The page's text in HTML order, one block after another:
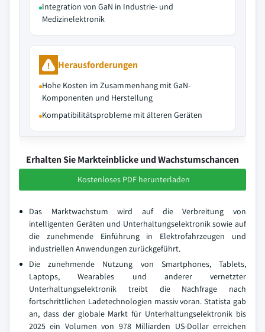
Integration von GaN in Industrie- und
Medizinelektronik
Herausforderungen
Hohe Kosten im Zusammenhang mit GaN-
Komponenten und Herstellung
Kompatibilitätsprobleme mit älteren Geräten
Erhalten Sie Markteinblicke und Wachstumschancen
Kostenloses PDF herunterladen
Das Marktwachstum wird auf die Verbreitung von
intelligenten Geräten und Unterhaltungselektronik sowie auf
die zunehmende Einführung in Elektrofahrzeugen und
industriellen Anwendungen zurückgeführt.
Die zunehmende Nutzung von Smartphones, Tablets,
Laptops, Wearables und anderer vernetzter
Unterhaltungselektronik treibt die Nachfrage nach
fortschrittlichen Ladetechnologien massiv voran. Statista gab
an, dass der globale Markt für Unterhaltungselektronik bis
2025 ein Volumen von 978 Milliarden US-Dollar erreichen